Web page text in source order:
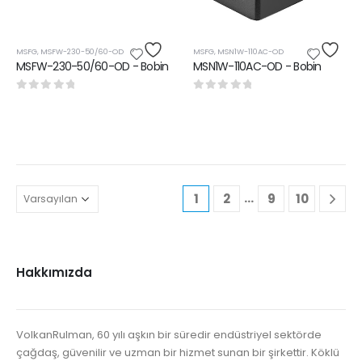
MSFG, MSFW-230-50/60-OD
MSFW-230-50/60-OD - Bobin
MSFG, MSN1W-110AC-OD
MSN1W-110AC-OD - Bobin
1 2 … 9 10
Hakkımızda
VolkanRulman, 60 yılı aşkın bir süredir endüstriyel sektörde
çağdaş, güvenilir ve uzman bir hizmet sunan bir şirkettir. Köklü